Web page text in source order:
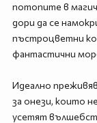
потопите в
дори да се
пъстроцветни
фантастични
Идеално
за онези, които
усетят